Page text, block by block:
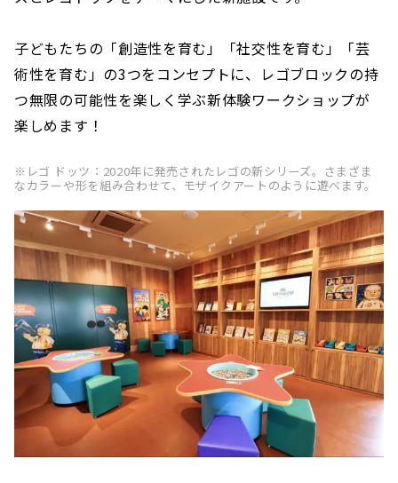
子どもたちの「創造性を育む」「社交性を育む」「芸
術性を育む」の3つをコンセプトに、レゴブロックの持
つ無限の可能性を楽しく学ぶ新体験ワークショップが
楽しめます！
※レゴ ドッツ：2020年に発売されたレゴの新シリーズ。さまざま
なカラーや形を組み合わせて、モザイクアートのように遊べます。